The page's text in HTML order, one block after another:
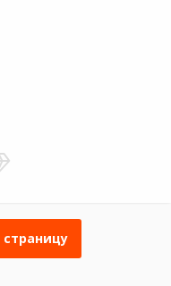
страницу